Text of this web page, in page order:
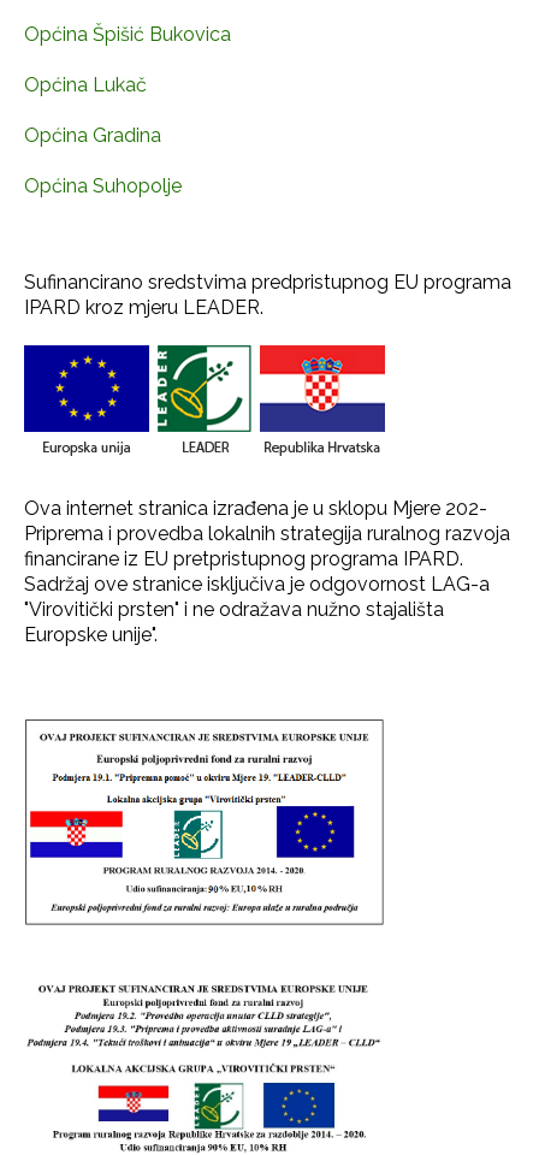
Općina Špišić Bukovica
Općina Lukač
Općina Gradina
Općina Suhopolje
Sufinancirano sredstvima predpristupnog EU programa
IPARD kroz mjeru LEADER.
Ova internet stranica izrađena je u sklopu Mjere 202-
Priprema i provedba lokalnih strategija ruralnog razvoja
financirane iz EU pretpristupnog programa IPARD.
Sadržaj ove stranice isključiva je odgovornost LAG-a
"Virovitički prsten" i ne odražava nužno stajališta
Europske unije".